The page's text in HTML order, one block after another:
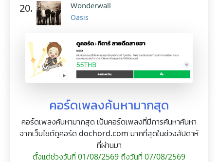
20. Wonderwall
Oasis
คอร์ดเพลงค้นหามากสุด
คอร์ดเพลงค้นหามากสุด เป็นคอร์ดเพลงที่มีการค้นหาค้นหา
จากเว็บไซต์ดูคอร์ด dochord.com มากที่สุดในช่วงสัปดาห์
ที่ผ่านมา
ตั้งแต่ช่วงวันที่ 01/08/2569 ถึงวันที่ 07/08/2569